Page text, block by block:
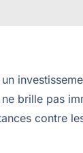
brille pas
contre